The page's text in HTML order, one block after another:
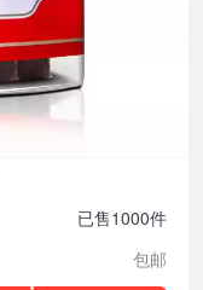
已售1000件
包邮